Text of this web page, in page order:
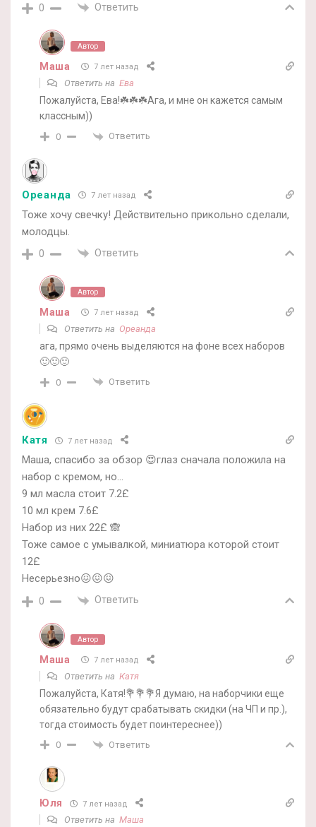
0 Ответить
Автор
Маша 7 лет назад
Ответить на Ева
Пожалуйста, Ева!☘️☘️☘️Ага, и мне он кажется самым
классным))
0 Ответить
Ореанда 7 лет назад
Тоже хочу свечку! Действительно прикольно сделали,
молодцы.
0 Ответить
Автор
Маша 7 лет назад
Ответить на Ореанда
ага, прямо очень выделяются на фоне всех наборов
🙂🙂🙂
0 Ответить
Катя 7 лет назад
Маша, спасибо за обзор 😍глаз сначала положила на
набор с кремом, но…
9 мл масла стоит 7.2£
10 мл крем 7.6£
Набор из них 22£ 🙈
Тоже самое с умывалкой, миниатюра которой стоит
12£
Несерьезно😖😖😖
0 Ответить
Автор
Маша 7 лет назад
Ответить на Катя
Пожалуйста, Катя!💐💐💐Я думаю, на наборчики еще
обязательно будут срабатывать скидки (на ЧП и пр.),
тогда стоимость будет поинтереснее))
0 Ответить
Юля 7 лет назад
Ответить на Маша